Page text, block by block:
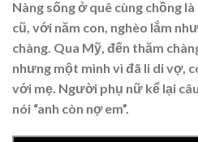
Nàng sống ở quê cùng chồng
cũ, với năm con, nghèo lắm
chàng. Qua Mỹ, đến thăm
nhưng một mình vì đã li di vợ,
với mẹ. Người phụ nữ kể lại
nói “anh còn nợ em”.